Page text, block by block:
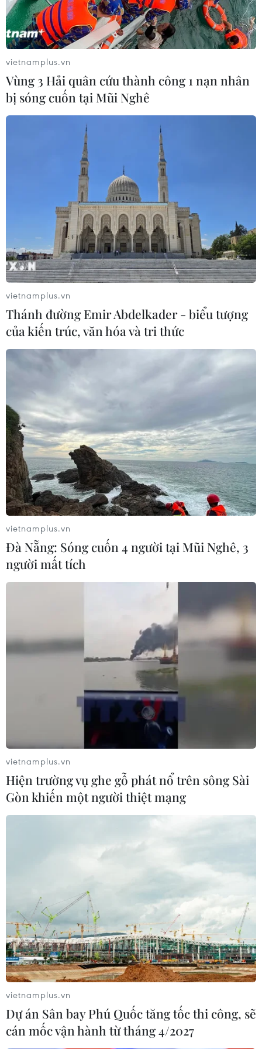
Lý giải và cảnh báo về tình trạng ngộ độc
thuốc lá điện tử
05/09/2022 07:00
Khác với thuốc lá làm nóng hay thuốc lá điện tử hệ
đóng, thuốc lá điện tử hệ mở là sản phẩm mà người
dùng có thể tùy ý pha thêm tinh dầu, thậm chí chất cấm
vào để sử dụng, rất ảnh hưởng đến sức khỏe.
Đồng Nai: Triệt phá đường dây nhập lậu
thuốc lá điếu số lượng lớn
13/09/2022 11:15
Lực lượng chức năng đã phát hiện, bắt quả tang nhiều
đối tượng có hành vi mua bán, vận chuyển, tàng trữ hơn
55.000 bao thuốc lá điếu nhập lậu mang các nhãn hiệu
Truy đuổi hơn 3km ôtô chở thuốc lá lậu cố
Phớt lờ hiệu lệnh dừng xe của cảnh sát giao thông, tài
xế nhấn ga bỏ chạy được khoảng 3km thì các đối tượng
buôn lậu bỏ lại ôtô rồi tẩu thoát.
vietnamplus.vn
Vùng 3 Hải quân cứu thành công 1 nạn nhân
bị sóng cuốn tại Mũi Nghê
vietnamplus.vn
Thánh đường Emir Abdelkader - biểu tượng
của kiến trúc, văn hóa và tri thức
vietnamplus.vn
Đà Nẵng: Sóng cuốn 4 người tại Mũi Nghê, 3
người mất tích
vietnamplus.vn
Hiện trường vụ ghe gỗ phát nổ trên sông Sài
Gòn khiến một người thiệt mạng
vietnamplus.vn
Dự án Sân bay Phú Quốc tăng tốc thi công, sẽ
cán mốc vận hành từ tháng 4/2027